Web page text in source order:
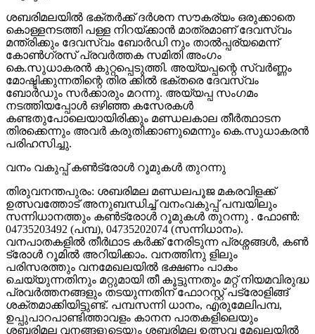
ശബരിമലയില്‍ ഭക്തര്‍ക്ക് ദര്‍ശന സൗകര്യം ഒരുക്കാതെ
കൊള്ളനടത്തി പള്ള നിറയ്ക്കാന്‍ മാത്രമാണ് ദേവസ്വം
മന്ത്രിക്കും ദേവസ്വം ബോര്‍ഡി നും താല്‍പ്പര്യമെന്ന്
കോണ്‍ഗ്രസ് പ്രവര്‍ത്തക സമിതി അംഗം
കെ.സുധാകരന്‍ കുറ്റപ്പെടുത്തി. അയ്യപ്പന്റെ സ്വര്‍ണ്ണം
മോഷ്ടിക്കുന്നതിന്റെ തിര ക്കില്‍ ഭക്തരെ ദേവസ്വം
ബോര്‍ഡും സര്‍ക്കാരും മറന്നു. അയ്യപ്പ സംഗമം
നടത്തിയപ്പോള്‍ ഒഴിഞ്ഞ കസേരകള്‍
കണ്ടതുപോലെയായിരിക്കും മണ്ഡലകാല തീര്‍ത്ഥാടന
തിരക്കെന്നും അവര്‍ കരുതിക്കാണുമെന്നും കെ.സുധാകരന്‍
പരിഹസിച്ചു.
വനം വകുപ്പ് കണ്‍ട്രോള്‍ റൂമുകള്‍ തുറന്നു
തിരുവനന്തപുരം: ശബരിമല മണ്ഡലപൂജ മകരവിളക്ക്
ഉത്സവത്തോട് അനുബന്ധിച്ച് വനംവകുപ്പ് പമ്പയിലും
സന്നിധാനത്തും കണ്‍ട്രോള്‍ റൂമുകള്‍ തുറന്നു . ഫോണ്‍:
04735203492 (പമ്പ), 04735202074 (സന്നിധാനം).
വനപാതകളില്‍ തീര്‍ഥാട കര്‍ക്ക് നേരിടുന്ന പ്രശ്നങ്ങള്‍, കണ്‍
ട്രോള്‍ റൂമില്‍ അറിയിക്കാം. വനത്തിനു ളിലും
പരിസരത്തും വനമേഖലയില്‍ ഭക്ഷണം പാകം
ചെയ്യുന്നതിനും മറ്റുമായി തീ കൂട്ടുന്നതും മറ്റ് നിയമവിരുദ്ധ
പ്രവര്‍ത്തനങ്ങളും തടയുന്നതിന് ഫോറസ്റ്റ് പട്രോളിങ്ങ്
ശക്തമാക്കിയിട്ടുണ്ട്. പമ്പസന്നി ധാനം, എരുമേലിപമ്പ,
ഉപ്പുപാറപാണ്ടിത്താവളം കാനന പാതകളിലെയും
ശബരിമല വനങ്ങളുടെയും ശബരിമല ഉത്സവ മേഖലയില്‍